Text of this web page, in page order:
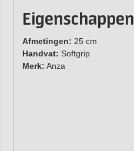
Eigenschappen
Afmetingen: 25 cm
Handvat: Softgrip
Merk: Anza